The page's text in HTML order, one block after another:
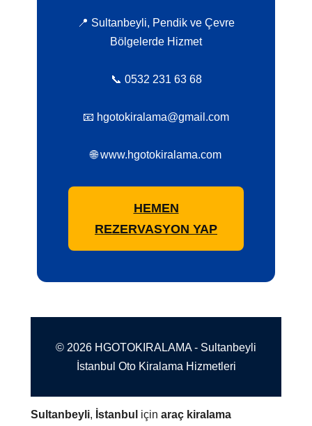
📍 Sultanbeyli, Pendik ve Çevre
Bölgelerde Hizmet
📞 0532 231 63 68
📧 hgotokiralama@gmail.com
🌐 www.hgotokiralama.com
HEMEN
REZERVASYON YAP
© 2026 HGOTOKIRALAMA - Sultanbeyli
İstanbul Oto Kiralama Hizmetleri
Sultanbeyli, İstanbul içinaraç kiralama